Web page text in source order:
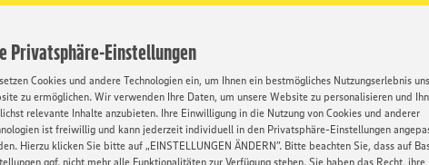
Privatsphäre-Einstellungen
Cookies und andere Technologien ein, um Ihnen ein bestmögliches Nutzungserlebnis
zu ermöglichen. Wir verwenden Ihre Daten, um unsere Website zu personalisieren und
relevante Inhalte anzubieten. Ihre Einwilligung in die Nutzung von Cookies und anderer
ist freiwillig und kann jederzeit individuell in den Privatsphäre-Einstellungen
Hierzu klicken Sie bitte auf „EINSTELLUNGEN ÄNDERN”. Bitte beachten Sie, dass auf
ggf. nicht mehr alle Funktionalitäten zur Verfügung stehen. Sie haben das Recht, ihre
im 2. Lehrjahr 1660,- und im 3. Lehrjahr 1930,-
(IHK) gibt es nur bei uns